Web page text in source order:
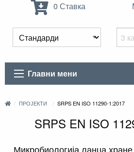
0 Ставка
Главни мени
ПРОЈЕКТИ SRPS EN ISO 11290-1:2017
SRPS EN ISO
Микробиологија ланца